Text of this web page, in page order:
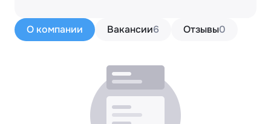
О компании Вакансии6 Отзывы0